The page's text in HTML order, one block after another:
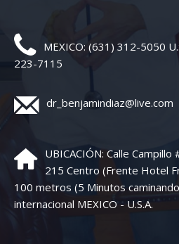
MEXICO: (631) 312-5050
223-7115
dr_benjamindiaz@live.com
UBICACIÓN: Calle Campillo
215 Centro (Frente Hotel
100 metros (5 Minutos
internacional MEXICO - U.S.A.